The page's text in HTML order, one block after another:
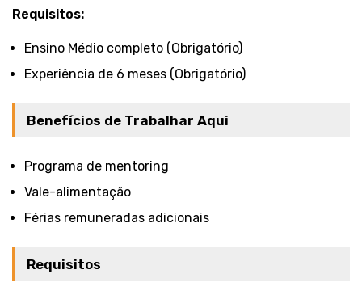
Requisitos:
Ensino Médio completo (Obrigatório)
Experiência de 6 meses (Obrigatório)
Benefícios de Trabalhar Aqui
Programa de mentoring
Vale-alimentação
Férias remuneradas adicionais
Requisitos